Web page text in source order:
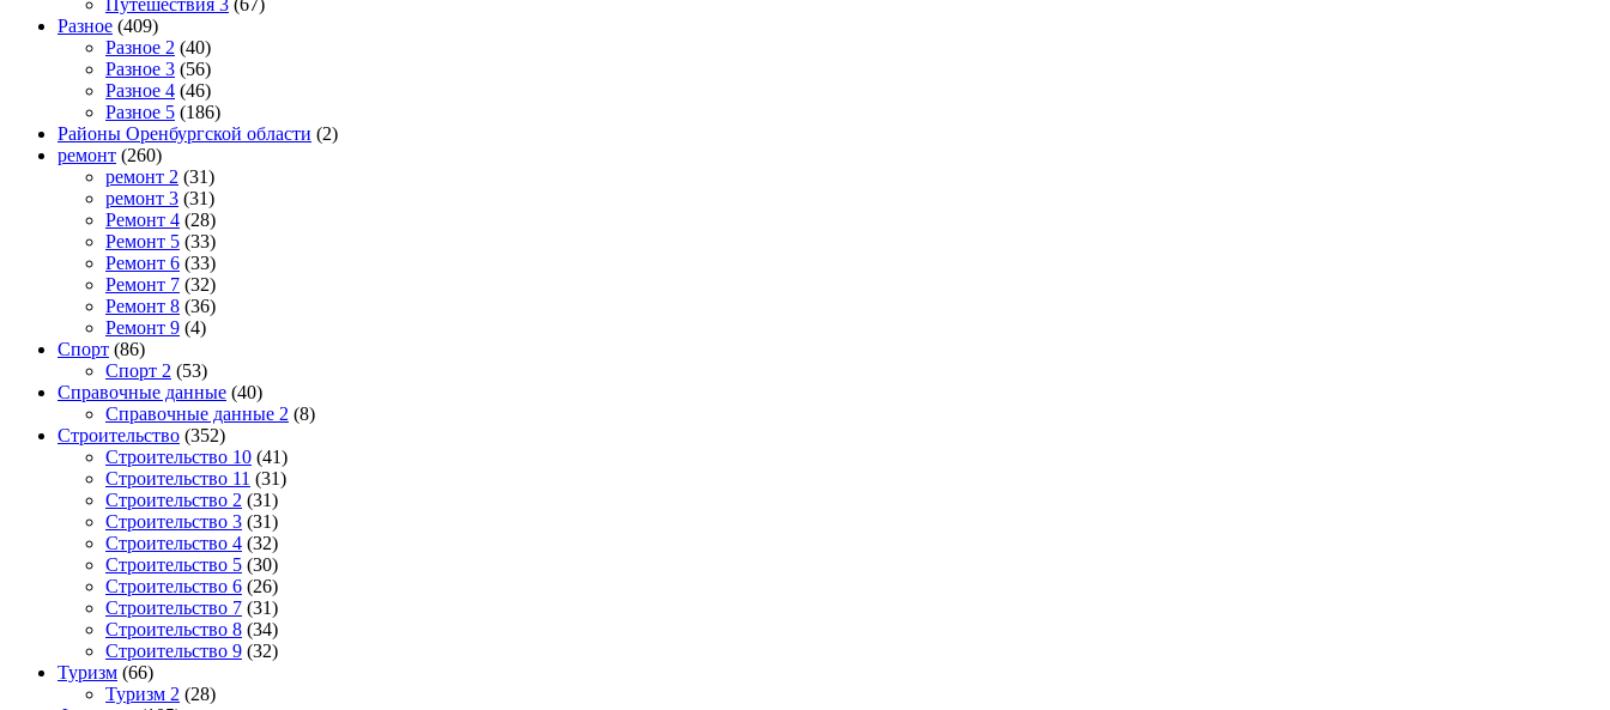
Разное (409)
Разное 2 (40)
Разное 3 (56)
Разное 4 (46)
Разное 5 (186)
Районы Оренбургской области (2)
ремонт (260)
ремонт 2 (31)
ремонт 3 (31)
Ремонт 4 (28)
Ремонт 5 (33)
Ремонт 6 (33)
Ремонт 7 (32)
Ремонт 8 (36)
Ремонт 9 (4)
Спорт (86)
Спорт 2 (53)
Справочные данные (40)
Справочные данные 2 (8)
Строительство (352)
Строительство 10 (41)
Строительство 11 (31)
Строительство 2 (31)
Строительство 3 (31)
Строительство 4 (32)
Строительство 5 (30)
Строительство 6 (26)
Строительство 7 (31)
Строительство 8 (34)
Строительство 9 (32)
Туризм (66)
Туризм 2 (28)